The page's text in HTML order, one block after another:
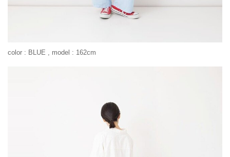
color : BLUE , model : 162cm